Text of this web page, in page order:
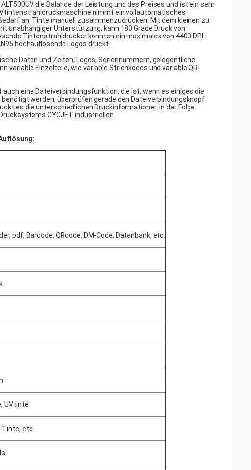
die Balance der Leistung und des Preises und ist ein sehr
nimmt ein vollautomatisches
an, Tinte manuell zusammenzudrücken. Mit dem kleinen zu
unabhängiger Unterstützung, kann 180 Grade Druck von
Tintenstrahldrucker konnten ein maximales von 4400 DPI
hochauflösende Logos druckt.
Daten und Zeiten, Logos, Seriennummern, gelegentliche
variable Einzelteile, wie variable Strichkodes und variable QR-
eine Dateiverbindungsfunktion, die ist, wenn es einiges die
werden, überprüfen gerade den Dateiverbindungsknopf
es die unterschiedlichen Druckinformationen in der Folge
CYCJET industriellen.
pdf, Barcode, QRcode, DM-Code, Datenbank, etc.
UVtinte
etc.